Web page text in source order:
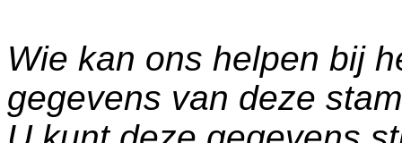
Wie kan ons helpen bij
gegevens van deze